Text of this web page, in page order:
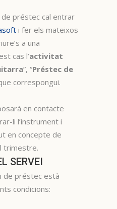
préstec cal entrar
i fer els mateixos
a una
cas l’activitat
”, “Préstec de
correspongui.
en contacte
li l’instrument i
en concepte de
trimestre.
SERVEI
de préstec està
condicions: